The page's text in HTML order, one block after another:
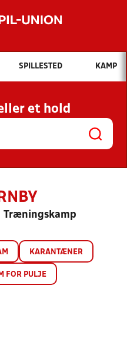
Hvad vil du søge efter?
OG NYHEDER
KLUBBER OG
SPILLESTED KAMP
et hold
Træningskamp
KARANTÆNER
FOR PULJE